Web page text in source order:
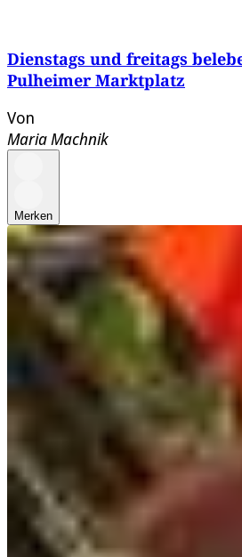
Dienstags und freitags
Pulheimer Marktplatz
Von
Maria Machnik
Merken